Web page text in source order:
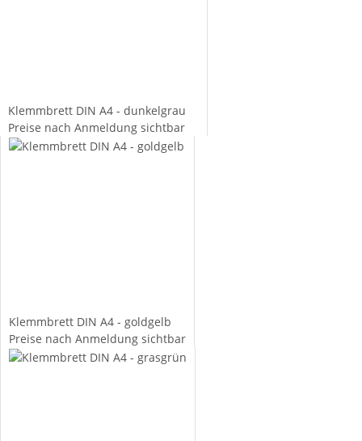
Klemmbrett DIN A4 - dunkelgrau
Preise nach Anmeldung sichtbar
Klemmbrett DIN A4 - goldgelb
Preise nach Anmeldung sichtbar